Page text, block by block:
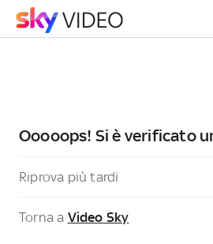
Ooooops! Si è verificato
Riprova più tardi
Torna a Video Sky